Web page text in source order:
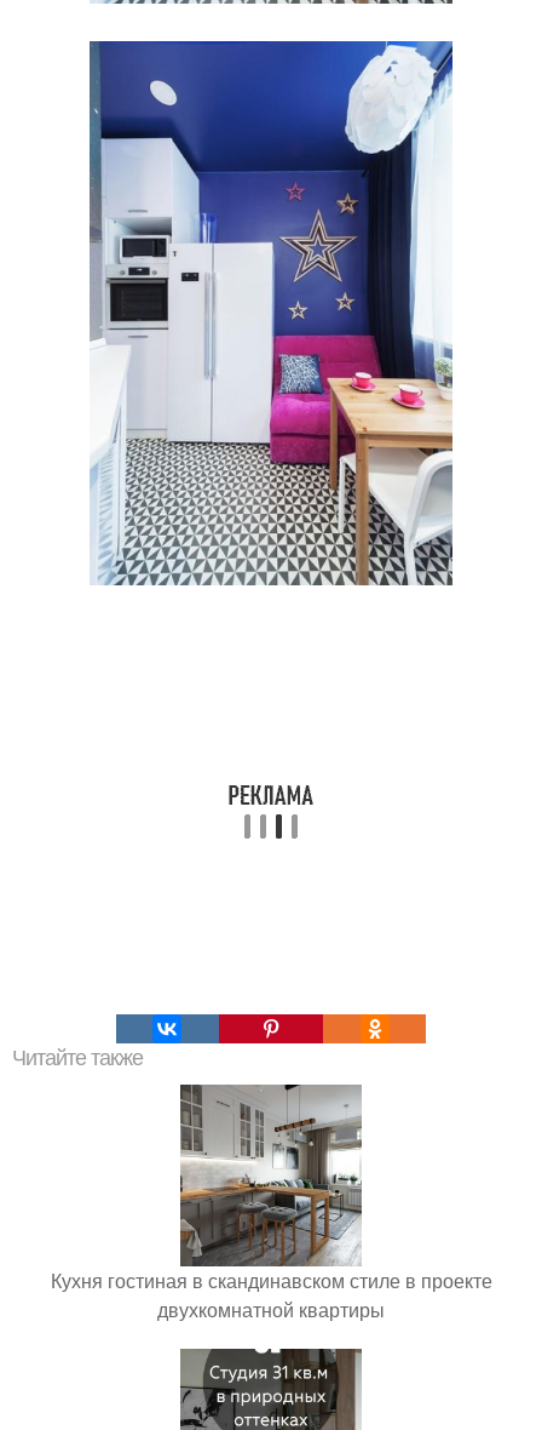
Читайте также
Кухня гостиная в скандинавском стиле в проекте
двухкомнатной квартиры